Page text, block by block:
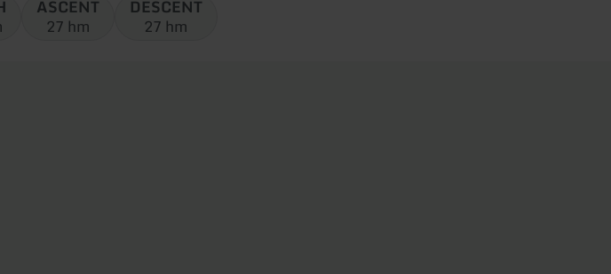
ASCENT
27 hm
DESCENT
27 hm